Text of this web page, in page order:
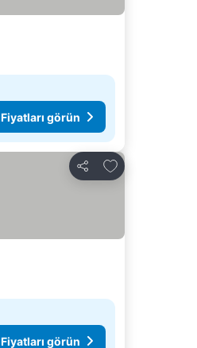
Fiyatları görün
Paylaş
Favorilerime ekle
Fiyatları görün